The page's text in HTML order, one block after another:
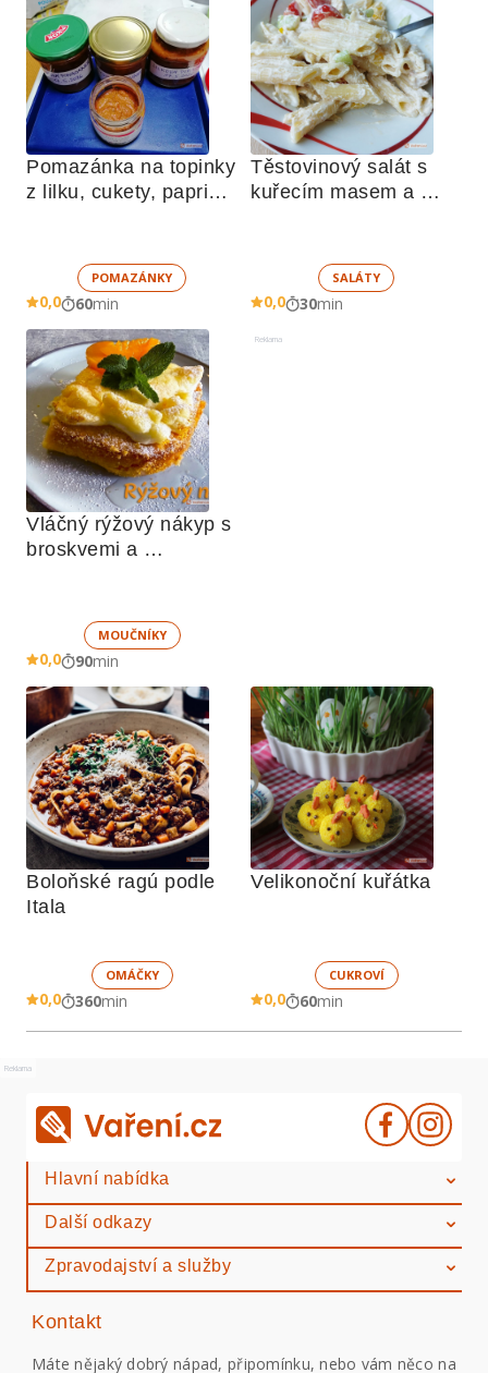
Pomazánka na topinky
z lilku, cukety, paprik,
POMAZÁNKY
0,0 60min
Těstovinový salát s
kuřecím masem a
SALÁTY
0,0 30min
Vláčný rýžový nákyp s
broskvemi a
MOUČNÍKY
0,0 90min
Reklama
Boloňské ragú podle
Itala
OMÁČKY
0,0 360min
Velikonoční kuřátka
CUKROVÍ
0,0 60min
Reklama
Hlavní nabídka
Další odkazy
Zpravodajství a služby
Kontakt
Máte nějaký dobrý nápad, připomínku, nebo vám něco na